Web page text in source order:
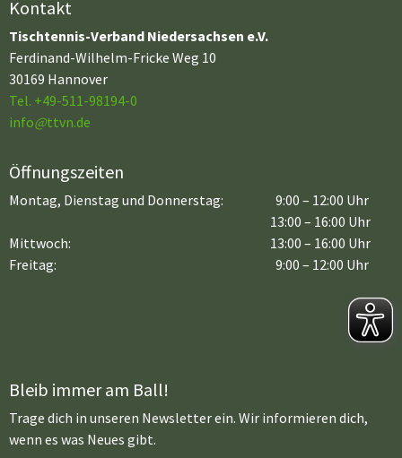
Kontakt
Tischtennis-Verband Niedersachsen e.V.
Ferdinand-Wilhelm-Fricke Weg 10
30169 Hannover
Tel. +49-511-98194-0
info@ttvn.de
Öffnungszeiten
Montag, Dienstag und Donnerstag:
9:00 – 12:00 Uhr
13:00 – 16:00 Uhr
Mittwoch:
Freitag:
13:00 – 16:00 Uhr
9:00 – 12:00 Uhr
Bleib immer am Ball!
Trage dich in unseren Newsletter ein. Wir informieren dich,
wenn es was Neues gibt.